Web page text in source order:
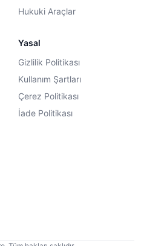
Hukuki Araçlar
Yasal
Gizlilik Politikası
Kullanım Şartları
Çerez Politikası
İade Politikası